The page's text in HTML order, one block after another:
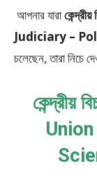
আপনার যারা
Judiciary –
চলেছেন, তারা নিচে
কেন্দ্রীয়